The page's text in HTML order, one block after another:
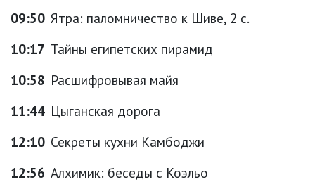
09:50 Ятра: паломничество к Шиве, 2 с.
10:17 Тайны египетских пирамид
10:58 Расшифровывая майя
11:44 Цыганская дорога
12:10 Секреты кухни Камбоджи
12:56 Алхимик: беседы с Коэльо